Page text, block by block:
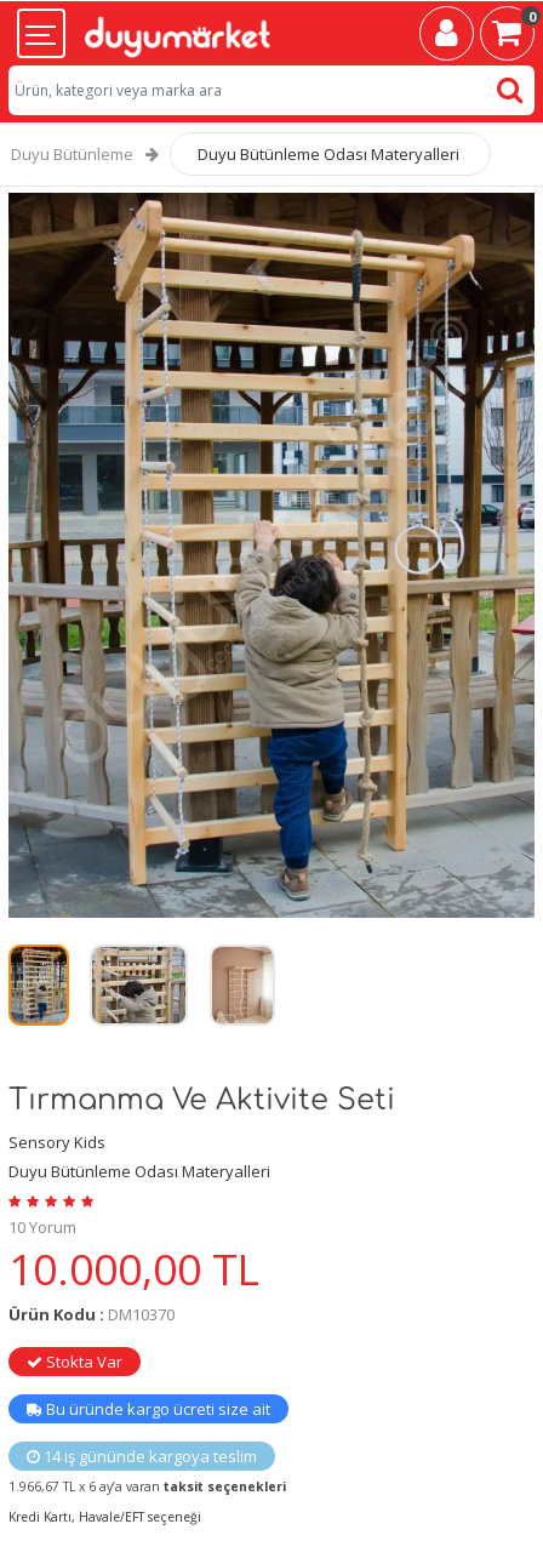
0
Duyu Bütünleme Duyu Bütünleme Odası Materyalleri
Tırmanma Ve Aktivite Seti
Sensory Kids
Duyu Bütünleme Odası Materyalleri
10 Yorum
10.000,00 TL
Ürün Kodu : DM10370
Stokta Var
Bu üründe kargo ücreti size ait
14 iş gününde kargoya teslim
1.966,67 TL x 6 ay’a varan taksit seçenekleri
Kredi Kartı, Havale/EFT seçeneği